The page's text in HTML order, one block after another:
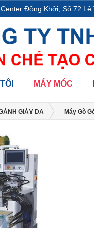
Đồng Khởi, Số 72 Lê
MÁY MÓC
GIÀY DA Máy Gò